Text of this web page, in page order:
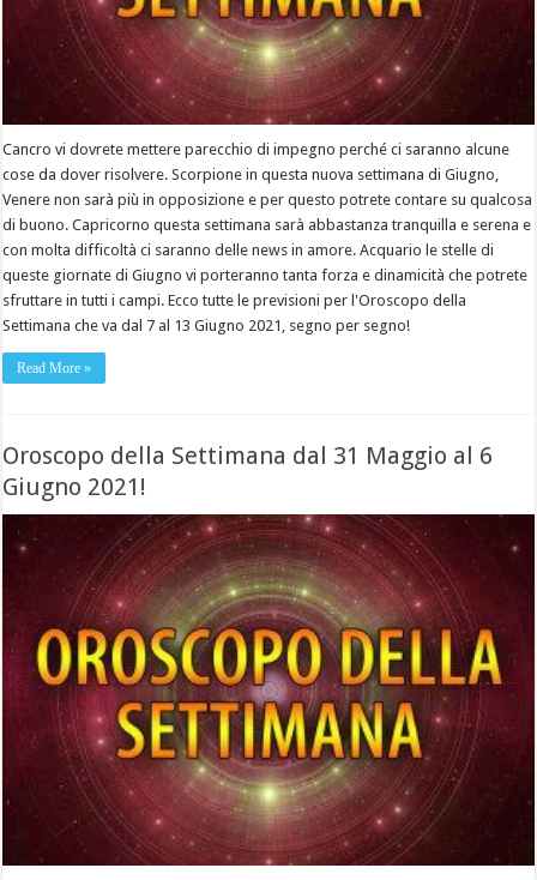
Cancro vi dovrete mettere parecchio di impegno perché ci saranno alcune
cose da dover risolvere. Scorpione in questa nuova settimana di Giugno,
Venere non sarà più in opposizione e per questo potrete contare su qualcosa
di buono. Capricorno questa settimana sarà abbastanza tranquilla e serena e
con molta difficoltà ci saranno delle news in amore. Acquario le stelle di
queste giornate di Giugno vi porteranno tanta forza e dinamicità che potrete
sfruttare in tutti i campi. Ecco tutte le previsioni per l'Oroscopo della
Settimana che va dal 7 al 13 Giugno 2021, segno per segno!
Read More »
Oroscopo della Settimana dal 31 Maggio al 6
Giugno 2021!